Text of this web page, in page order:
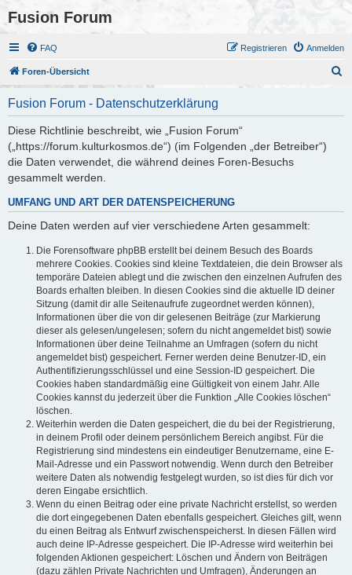
Fusion Forum
FAQ Anmelden
Registrieren
Foren-Übersicht
Fusion Forum - Datenschutzerklärung
Diese Richtlinie beschreibt, wie „Fusion Forum“
(„https://forum.kulturkosmos.de“) (im Folgenden „der Betreiber“)
die Daten verwendet, die während deines Foren-Besuchs
gesammelt werden.
UMFANG UND ART DER DATENSPEICHERUNG
Deine Daten werden auf vier verschiedene Arten gesammelt:
Die Forensoftware phpBB erstellt bei deinem Besuch des Boards
mehrere Cookies. Cookies sind kleine Textdateien, die dein Browser als
temporäre Dateien ablegt und die zwischen den einzelnen Aufrufen des
Boards erhalten bleiben. In diesen Cookies sind die aktuelle ID deiner
Sitzung (damit dir alle Seitenaufrufe zugeordnet werden können),
Informationen über die von dir gelesenen Beiträge (zur Markierung
dieser als gelesen/ungelesen; sofern du nicht angemeldet bist) sowie
Informationen über deine Teilnahme an Umfragen (sofern du nicht
angemeldet bist) gespeichert. Ferner werden deine Benutzer-ID, ein
Authentifizierungsschlüssel und eine Session-ID gespeichert. Die
Cookies haben standardmäßig eine Gültigkeit von einem Jahr. Alle
Cookies kannst du jederzeit über die Funktion „Alle Cookies löschen“
löschen.
Weiterhin werden die Daten gespeichert, die du bei der Registrierung,
in deinem Profil oder deinem persönlichem Bereich angibst. Für die
Registrierung sind mindestens ein eindeutiger Benutzername, eine E-
Mail-Adresse und ein Passwort notwendig. Wenn durch den Betreiber
weitere Daten als notwendig festgelegt wurden, so ist dies für dich vor
deren Eingabe ersichtlich.
Wenn du einen Beitrag oder eine private Nachricht erstellst, so werden
die dort eingegebenen Daten ebenfalls gespeichert. Gleiches gilt, wenn
du einen Beitrag als Entwurf zwischenspeicherst. In diesen Fällen wird
auch deine IP-Adresse gespeichert. Die IP-Adresse wird weiterhin bei
folgenden Aktionen gespeichert: Löschen und Ändern von Beiträgen
(dazu zählen Private Nachrichten und Umfragen), Änderungen an